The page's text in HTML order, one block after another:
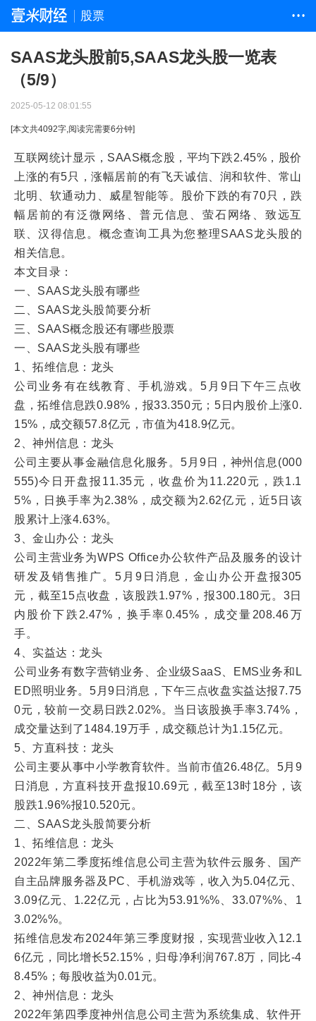
股票 • • •
SAAS龙头股前5,SAAS龙头股一览表
（5/9）
2025-05-12 08:01:55
[本文共4092字,阅读完需要6分钟]
互联网统计显示，SAAS概念股，平均下跌2.45%，股价
上涨的有5只，涨幅居前的有飞天诚信、润和软件、常山
北明、软通动力、威星智能等。股价下跌的有70只，跌
幅居前的有泛微网络、普元信息、萤石网络、致远互
联、汉得信息。概念查询工具为您整理SAAS龙头股的
相关信息。
本文目录：
一、SAAS龙头股有哪些
二、SAAS龙头股简要分析
三、SAAS概念股还有哪些股票
一、SAAS龙头股有哪些
1、拓维信息：龙头
公司业务有在线教育、手机游戏。5月9日下午三点收
盘，拓维信息跌0.98%，报33.350元；5日内股价上涨0.
15%，成交额57.8亿元，市值为418.9亿元。
2、神州信息：龙头
公司主要从事金融信息化服务。5月9日，神州信息(000
555)今日开盘报11.35元，收盘价为11.220元，跌1.1
5%，日换手率为2.38%，成交额为2.62亿元，近5日该
股累计上涨4.63%。
3、金山办公：龙头
公司主营业务为WPS Office办公软件产品及服务的设计
研发及销售推广。5月9日消息，金山办公开盘报305
元，截至15点收盘，该股跌1.97%，报300.180元。3日
内股价下跌2.47%，换手率0.45%，成交量208.46万
手。
4、实益达：龙头
公司业务有数字营销业务、企业级SaaS、EMS业务和L
ED照明业务。5月9日消息，下午三点收盘实益达报7.75
0元，较前一交易日跌2.02%。当日该股换手率3.74%，
成交量达到了1484.19万手，成交额总计为1.15亿元。
5、方直科技：龙头
公司主要从事中小学教育软件。当前市值26.48亿。5月9
日消息，方直科技开盘报10.69元，截至13时18分，该
股跌1.96%报10.520元。
二、SAAS龙头股简要分析
1、拓维信息：龙头
2022年第二季度拓维信息公司主营为软件云服务、国产
自主品牌服务器及PC、手机游戏等，收入为5.04亿元、
3.09亿元、1.22亿元，占比为53.91%%、33.07%%、1
3.02%%。
拓维信息发布2024年第三季度财报，实现营业收入12.1
6亿元，同比增长52.15%，归母净利润767.8万，同比-4
8.45%；每股收益为0.01元。
2、神州信息：龙头
2022年第四季度神州信息公司主营为系统集成、软件开